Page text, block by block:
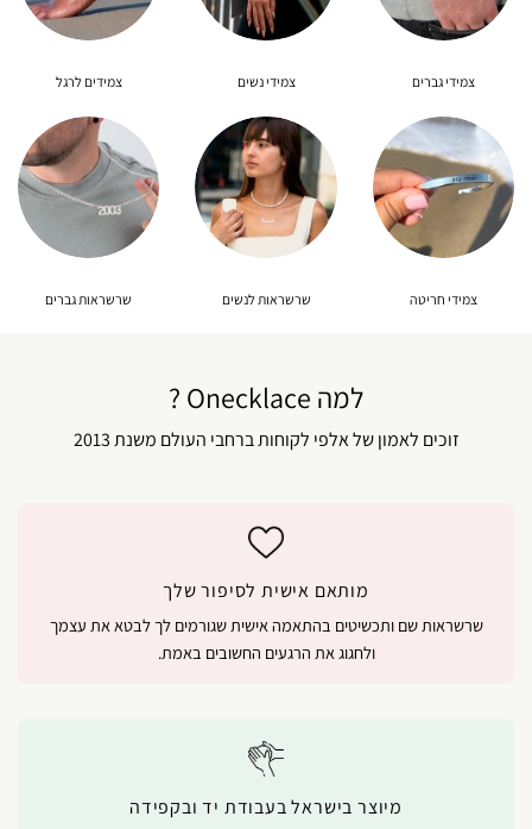
צמידי גברים צמידי נשים צמידים לרגל
צמידי חריטה שרשראות לנשים שרשראות גברים
למה Onecklace ?
זוכים לאמון של אלפי לקוחות ברחבי העולם משנת 2013
מותאם אישית לסיפור שלך
שרשראות שם ותכשיטים בהתאמה אישית שגורמים לך לבטא את עצמך
ולחגוג את הרגעים החשובים באמת.
מיוצר בישראל בעבודת יד ובקפידה